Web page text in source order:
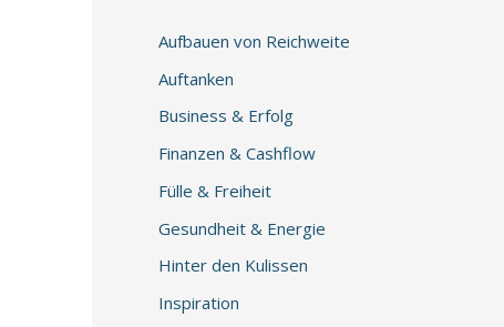
Aufbauen von Reichweite
Auftanken
Business & Erfolg
Finanzen & Cashflow
Fülle & Freiheit
Gesundheit & Energie
Hinter den Kulissen
Inspiration